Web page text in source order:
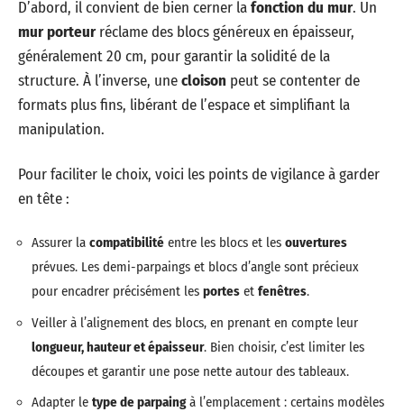
D’abord, il convient de bien cerner lafonction du mur. Un
mur porteurréclame des blocs généreux en épaisseur,
généralement 20 cm, pour garantir la solidité de la
structure. À l’inverse, unecloison peut se contenter de
formats plus fins, libérant de l’espace et simplifiant la
manipulation.
Pour faciliter le choix, voici les points de vigilance à garder
en tête :
Assurer la compatibilité entre les blocs et les ouvertures
prévues. Les demi-parpaings et blocs d’angle sont précieux
pour encadrer précisément les portes et fenêtres.
Veiller à l’alignement des blocs, en prenant en compte leur
longueur, hauteur et épaisseur. Bien choisir, c’est limiter les
découpes et garantir une pose nette autour des tableaux.
Adapter le type de parpaingà l’emplacement : certains modèles